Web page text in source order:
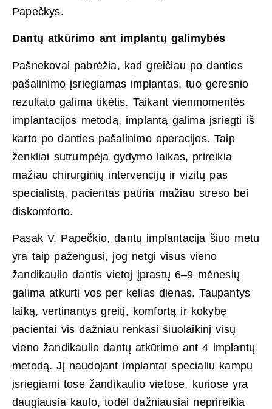
Papečkys.
Dantų atkūrimo ant implantų galimybės
Pašnekovai pabrėžia, kad greičiau po danties
pašalinimo įsriegiamas implantas, tuo geresnio
rezultato galima tikėtis. Taikant vienmomentės
implantacijos metodą, implantą galima įsriegti iš
karto po danties pašalinimo operacijos. Taip
ženkliai sutrumpėja gydymo laikas, prireikia
mažiau chirurginių intervencijų ir vizitų pas
specialistą, pacientas patiria mažiau streso bei
diskomforto.
Pasak V. Papečkio, dantų implantacija šiuo metu
yra taip pažengusi, jog netgi visus vieno
žandikaulio dantis vietoj įprastų 6–9 mėnesių
galima atkurti vos per kelias dienas. Taupantys
laiką, vertinantys greitį, komfortą ir kokybę
pacientai vis dažniau renkasi šiuolaikinį visų
vieno žandikaulio dantų atkūrimo ant 4 implantų
metodą. Jį naudojant implantai specialiu kampu
įsriegiami tose žandikaulio vietose, kuriose yra
daugiausia kaulo, todėl dažniausiai neprireikia